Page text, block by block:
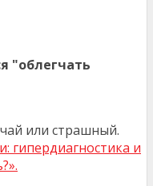
"облегчать
или страшный.
гипердиагностика и